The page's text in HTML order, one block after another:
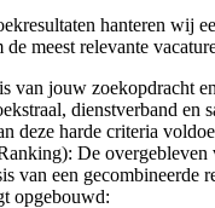
hanteren wij
meest relevante
van jouw zoekopdracht
dienstverband en
deze harde criteria
De overgebleven
van een gecombineerde
opgebouwd: